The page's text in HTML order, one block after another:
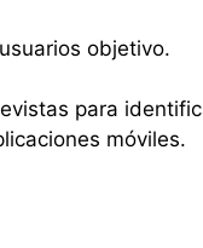
objetivo.
para
móviles.